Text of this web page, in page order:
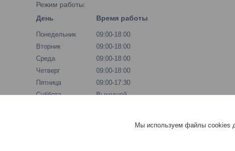
Режим работы:
День
Время работы
Понедельник
09:00-18:00
Вторник
09:00-18:00
Среда
09:00-18:00
Четверг
09:00-18:00
Пятница
09:00-17:30
Суббота
Выходной
Мы используем файлы cookies